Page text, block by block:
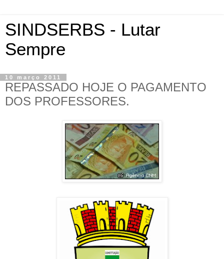
SINDSERBS - Lutar
Sempre
10 março 2011
REPASSADO HOJE O PAGAMENTO
DOS PROFESSORES.